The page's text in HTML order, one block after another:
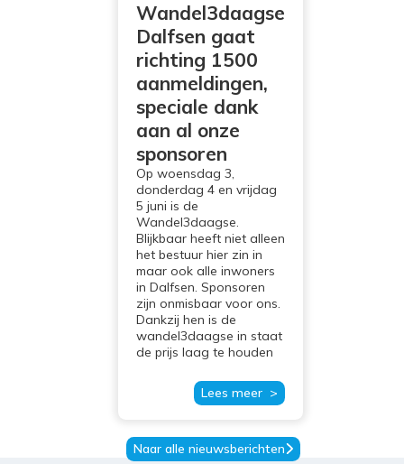
Wandel3daagse
Dalfsen gaat
richting 1500
aanmeldingen,
speciale dank
aan al onze
sponsoren
Op woensdag 3,
donderdag 4 en vrijdag
5 juni is de
Wandel3daagse.
Blijkbaar heeft niet alleen
het bestuur hier zin in
maar ook alle inwoners
in Dalfsen. Sponsoren
zijn onmisbaar voor ons.
Dankzij hen is de
wandel3daagse in staat
de prijs laag te houden
Lees meer >
Naar alle nieuwsberichten